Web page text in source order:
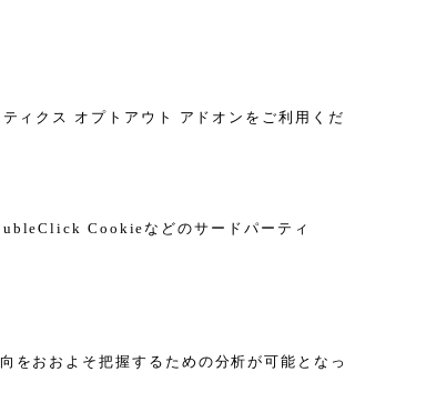
ィクス オプトアウト アドオンをご利用くだ
Cookieなどのサードパーティ
おおよそ把握するための分析が可能となっ